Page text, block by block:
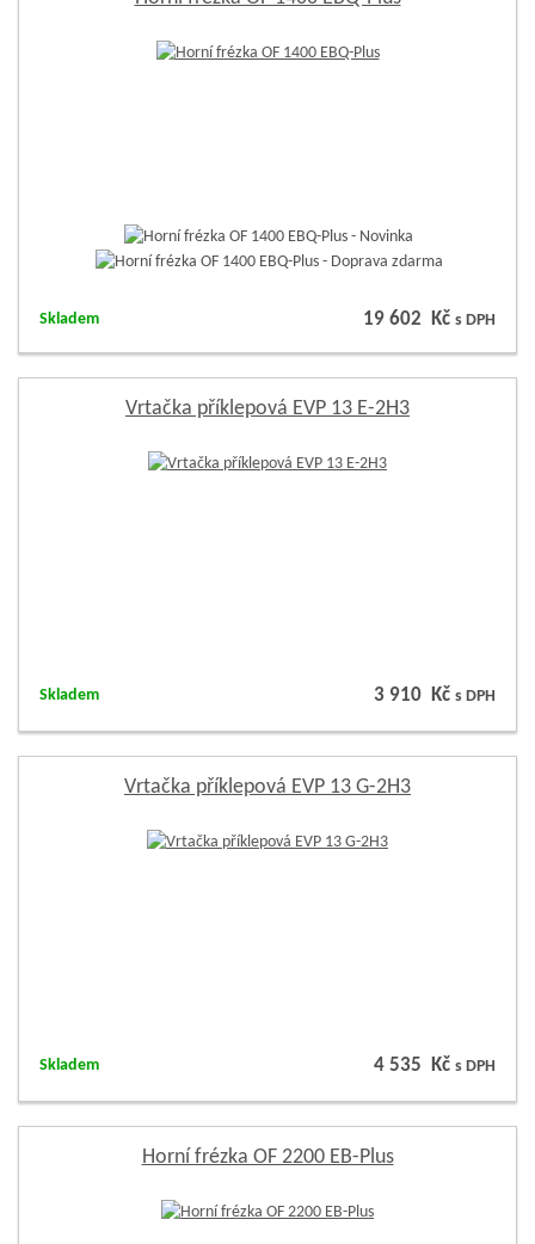
Skladem 19 602 Kčs DPH
Vrtačka příklepová EVP 13 E-2H3
Skladem 3 910 Kčs DPH
Vrtačka příklepová EVP 13 G-2H3
Skladem 4 535 Kčs DPH
Horní frézka OF 2200 EB-Plus